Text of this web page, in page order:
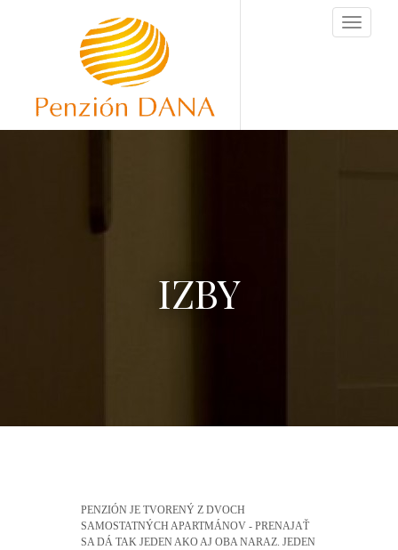
Toggle
IZBY
PENZIÓN JE TVORENÝ Z DVOCH
SAMOSTATNÝCH APARTMÁNOV - PRENAJAŤ
SA DÁ TAK JEDEN AKO AJ OBA NARAZ. JEDEN